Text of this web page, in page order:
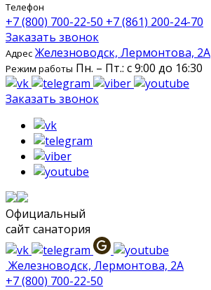
Телефон
+7 (800) 700-22-50 +7 (861) 200-24-70
Заказать звонок
Адрес Железноводск, Лермонтова, 2А
Режим работы Пн. – Пт.: с 9:00 до 16:30
Заказать звонок
Официальный
сайт санатория
Железноводск, Лермонтова, 2А
+7 (800) 700-22-50